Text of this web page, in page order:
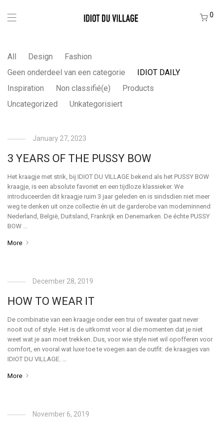
0
All Design
Fashion
Geen onderdeel van een categorie
IDIOT DAILY
Inspiration
Non classifié(e)
Products
Uncategorized
Unkategorisiert
January 27, 2023
3 YEARS OF THE PUSSY BOW
Het kraagje met strik, bij IDIOT DU VILLAGE bekend als het PUSSY BOW
kraagje, is een absolute favoriet en een tijdloze klassieker. We
introduceerden dit kraagje ruim 3 jaar geleden en is sindsdien niet meer
weg te denken uit onze collectie én uit de garderobe van modeminnend
Nederland, België, Duitsland, Frankrijk en Denemarken. De échte PUSSY
BOW …
More
December 28, 2019
HOW TO WEAR IT
De combinatie van een kraagje onder een trui of sweater gaat never
nooit out of style. Het is de uitkomst voor al die momenten dat je niet
weet wat je aan moet trekken. Dus, voor wie style niet wil opofferen voor
comfort, en vooral wat luxe toe te voegen aan de outfit: de kraagjes van
IDIOT DU VILLAGE. …
More
November 6, 2019